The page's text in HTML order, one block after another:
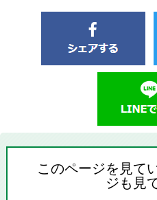
このページを見て
ジも見